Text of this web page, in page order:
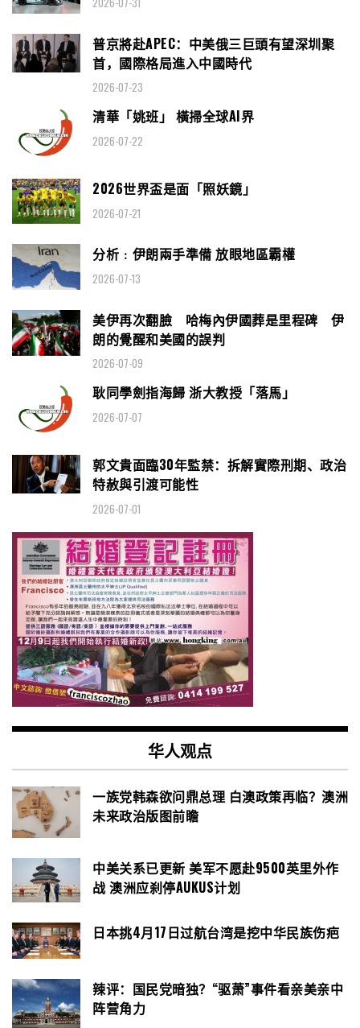
普京將赴APEC：中美俄三巨頭有望深圳聚
首，國際格局進入中國時代
2026-07-23
清華「姚班」 橫掃全球AI界
2026-07-22
2026世界盃是面「照妖鏡」
2026-07-21
分析﹕伊朗兩手準備 放眼地區霸權
2026-07-13
美伊再次翻臉 哈梅內伊國葬是里程碑 伊
朗的覺醒和美國的誤判
2026-07-09
耿同學劍指海歸 浙大教授「落馬」
2026-07-07
郭文貴面臨30年監禁：拆解實際刑期、政治
特赦與引渡可能性
2026-07-01
华人观点
一族党韩森欲问鼎总理 白澳政策再临？澳洲
未来政治版图前瞻
中美关系已更新 美军不愿赴9500英里外作
战 澳洲应刹停AUKUS计划
日本挑4月17日过航台湾是挖中华民族伤疤
辣评：国民党暗独？“驱萧”事件看亲美亲中
阵营角力